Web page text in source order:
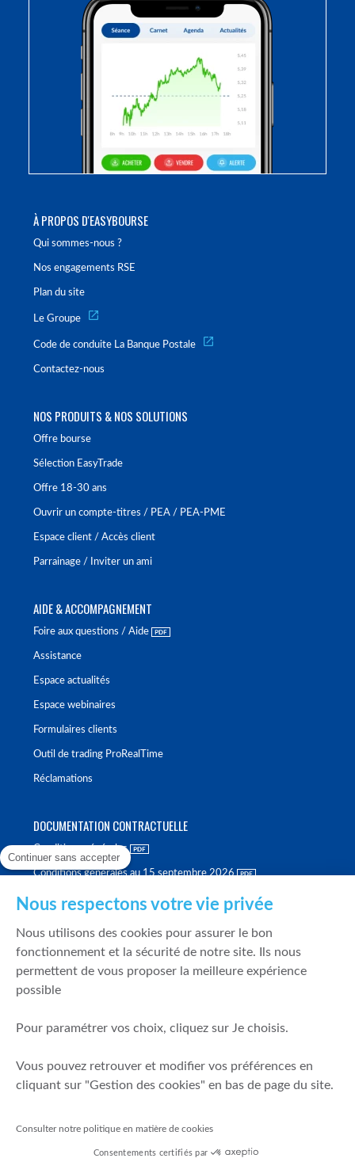
À PROPOS D'EASYBOURSE
Qui sommes-nous ?
Nos engagements RSE
Plan du site
Le Groupe
Code de conduite La Banque Postale
Contactez-nous
NOS PRODUITS & NOS SOLUTIONS
Offre bourse
Sélection EasyTrade
Offre 18-30 ans
Ouvrir un compte-titres / PEA / PEA-PME
Espace client / Accès client
Parrainage / Inviter un ami
AIDE & ACCOMPAGNEMENT
Foire aux questions / Aide
Assistance
Espace actualités
Espace webinaires
Formulaires clients
Outil de trading ProRealTime
Réclamations
DOCUMENTATION CONTRACTUELLE
Conditions générales
Conditions générales au 15 septembre 2026
Politique de meilleure sélection
Politique de durabilité
Fonds de garantie des dépôts et de résolution
Mentions légales
Prévention de la fraude
Continuer sans accepter
Nous respectons votre vie privée
Nous utilisons des cookies pour assurer le bon
fonctionnement et la sécurité de notre site. Ils nous
permettent de vous proposer la meilleure expérience
possible
Pour paramétrer vos choix, cliquez sur Je choisis.
Vous pouvez retrouver et modifier vos préférences en
cliquant sur "Gestion des cookies" en bas de page du site.
Consulter notre politique en matière de cookies
Consentements certifiés par